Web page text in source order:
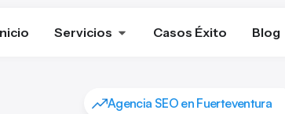
Servicios Casos Éxito Blog
Agencia SEO en Fuerteventura